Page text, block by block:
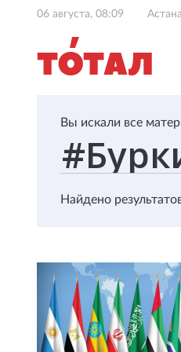
06 августа, 08:09 Астана
Вы искали все
Найдено